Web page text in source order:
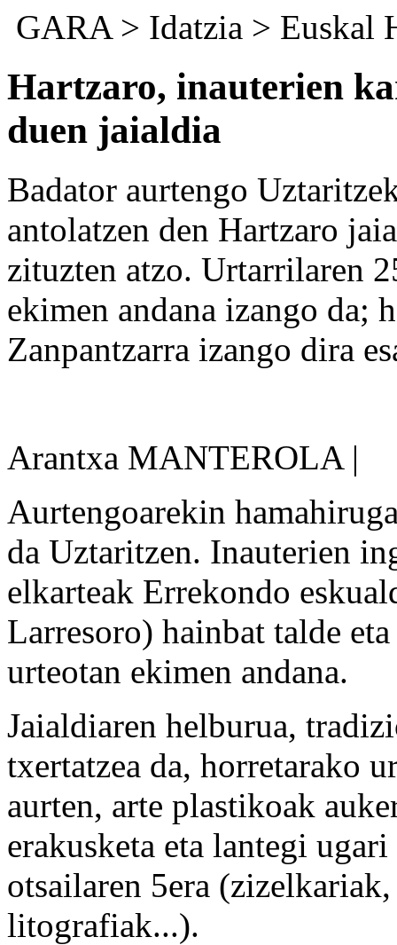
GARA> Idatzia > Euskal
Hartzaro, inauterien
duen jaialdia
Badator aurtengo
antolatzen den Hartzaro
zituzten atzo. Urtarrilaren
ekimen andana izango da;
Zanpantzarra izango dira
Arantxa MANTEROLA |
Aurtengoarekin
da Uztaritzen. Inauterien
elkarteak Errekondo
Larresoro) hainbat talde
urteotan ekimen andana.
Jaialdiaren helburua,
txertatzea da, horretarako
aurten, arte plastikoak
erakusketa eta lantegi
otsailaren 5era
litografiak...).